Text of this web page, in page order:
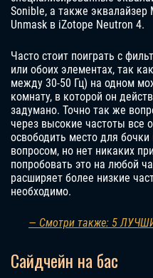
Sonible, а также эквалайзер
Unmask в iZotope Neutron 4.
Часто стоит поиграть с
или обоих элементах, так
между 30-50 Гц) на одном
комнату, в которой он
задумано. Точно так же
через высокие частоты все
освободить место для
вопросом, но нет никаких
попробовать это на любой
расширяет более низкие
необходимо.
— Смотри также: 5
Сайдчейн на бас